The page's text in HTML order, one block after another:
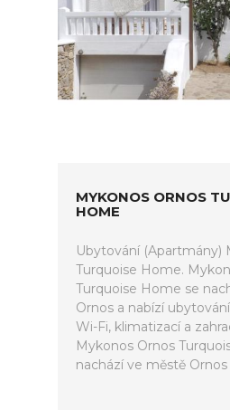
MYKONOS ORNOS
HOME
Ubytování (Apartmány)
Turquoise Home.
Turquoise Home se
Ornos a nabízí
Wi-Fi, klimatizací a
Mykonos Ornos
nachází ve městě Ornos